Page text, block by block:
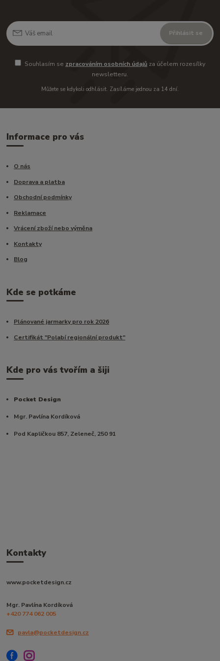
Přihlásit se
Souhlasím se zpracováním osobních údajůza účelem rozesílky
newsletteru.
Můžete se kdykoli odhlásit. Zasíláme jednou za 14 dní.
Informace pro vás
O nás
Doprava a platba
Obchodní podmínky
Reklamace
Vrácení zboží nebo výměna
Kontakty
Blog
Kde se potkáme
Plánované jarmarky pro rok 2026
Certifikát "Polabí regionální produkt"
Kde pro vás tvořím a šiji
Pocket Design
Mgr. Pavlína Kordíková
Pod Kapličkou 857, Zeleneč, 250 91
Kontakty
www.pocketdesign.cz
Mgr. Pavlína Kordíková
+420 774 062 005
pavla@pocketdesign.cz